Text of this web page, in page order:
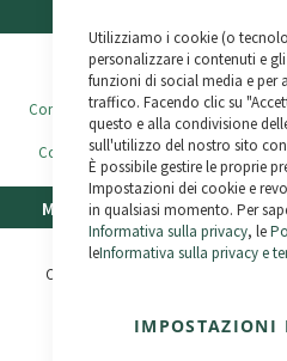
Utilizziamo i cookie (o
personalizzare i contenuti e
funzioni di social media e per
traffico. Facendo clic su
questo e alla condivisione
sull'utilizzo del nostro sito
È possibile gestire le proprie
Impostazioni dei cookie e
in qualsiasi momento. Per
Informativa sulla privacy, le
leInformativa sulla privacy e
IMPOSTAZIONI
Telaio -5 anni
Componenti meccanici -2 anni
Componenti elettrici -2 anni
Metodi di pagamento
Carta di credito
Bonifico bancario